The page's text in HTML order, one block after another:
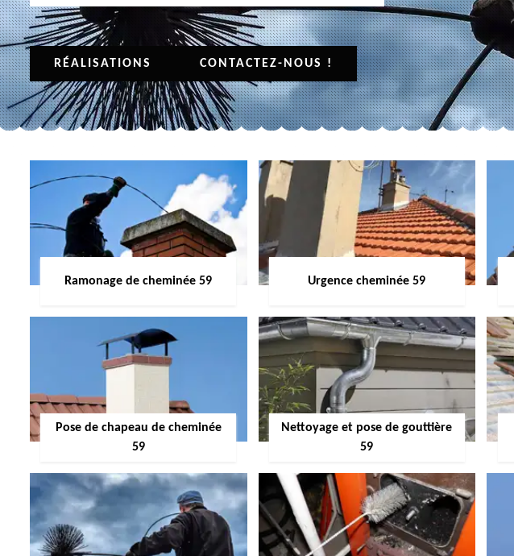
RÉALISATIONS CONTACTEZ-NOUS !
Ramonage de cheminée 59 Urgence cheminée 59
Pose de chapeau de cheminée
59
Nettoyage et pose de gouttière
59